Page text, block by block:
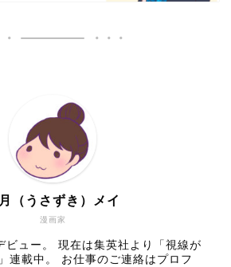
漫画家
（うさずき）メイ
ビュー。 現在は集英社より「視線が
連載中。 お仕事のご連絡はプロフ